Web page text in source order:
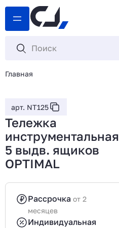
Главная
арт. NT125
Тележка
инструментальная
5 выдв. ящиков
OPTIMAL
Рассрочка от 2
месяцев
Индивидуальная